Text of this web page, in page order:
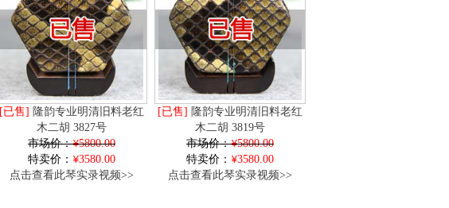
[已售] 隆韵专业明清旧料老红
木二胡 3827号
市场价： 5800.00
特卖价：
3580.00
点击查看此琴实录视频>>
[已售] 隆韵专业明清旧料老红
木二胡 3819号
市场价： 5800.00
特卖价：
3580.00
点击查看此琴实录视频>>